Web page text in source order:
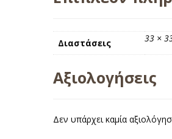
Διαστάσεις 33 ×
Αξιολογήσεις
Δεν υπάρχει καμία